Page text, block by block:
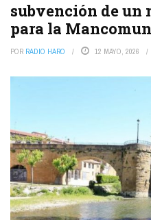
subvención de un
para la
POR RADIO HARO 12 MAYO, 2026